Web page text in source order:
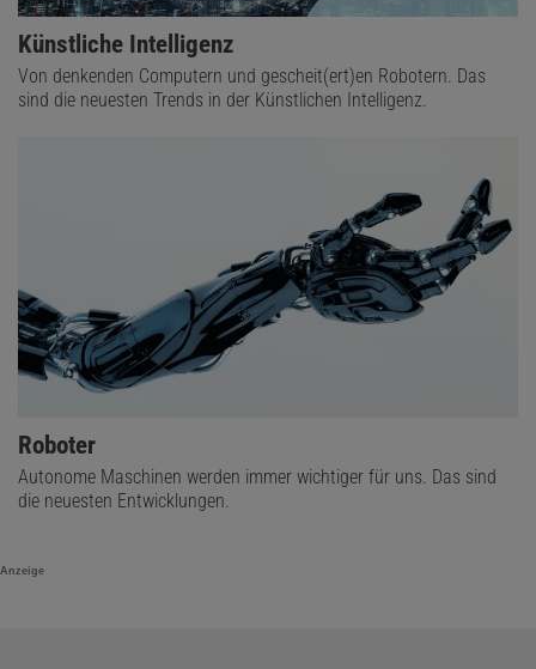
Künstliche Intelligenz
Von denkenden Computern und gescheit(ert)en Robotern. Das
sind die neuesten Trends in der Künstlichen Intelligenz.
Roboter
Autonome Maschinen werden immer wichtiger für uns. Das sind
die neuesten Entwicklungen.
Anzeige